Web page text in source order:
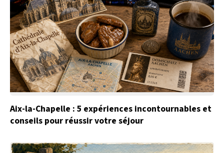
Aix-la-Chapelle : 5 expériences incontournables et
conseils pour réussir votre séjour